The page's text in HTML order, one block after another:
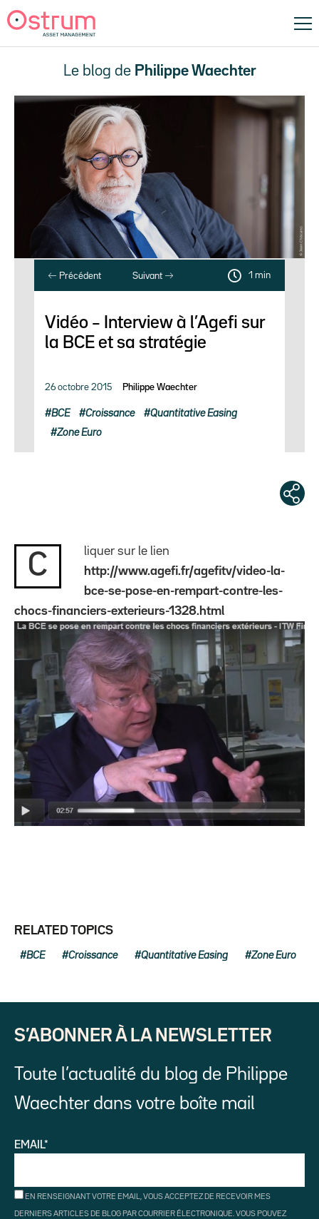
Le blog de Philippe Waechter
Précédent Suivant 1 min
Vidéo – Interview à l’Agefi sur
la BCE et sa stratégie
26 octobre 2015 Philippe Waechter
BCE Croissance Quantitative Easing
Zone Euro
C
liquer sur le lien
http://www.agefi.fr/agefitv/video-la-
bce-se-pose-en-rempart-contre-les-
chocs-financiers-exterieurs-1328.html
RELATED TOPICS
BCE Croissance Quantitative Easing Zone Euro
S’ABONNER À LA NEWSLETTER
Toute l’actualité du blog de Philippe
Waechter dans votre boîte mail
EMAIL*
EN RENSEIGNANT VOTRE EMAIL, VOUS ACCEPTEZ DE RECEVOIR MES
DERNIERS ARTICLES DE BLOG PAR COURRIER ÉLECTRONIQUE. VOUS POUVEZ